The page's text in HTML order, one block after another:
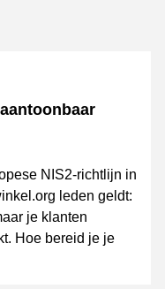
NIS2-richtlijn in
leden geldt:
je klanten
Hoe bereid je je